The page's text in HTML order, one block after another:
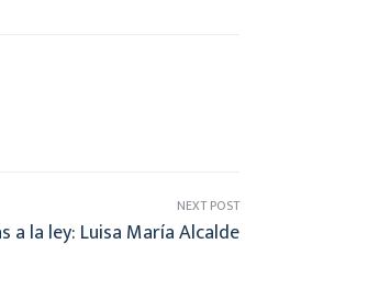
NEXT POST
la ley: Luisa María Alcalde